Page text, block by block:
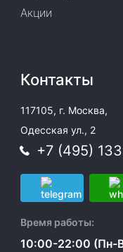
Акции
Контакты
117105, г. Москва,
Одесская ул., 2
+7 (495)
Время работы:
10:00-22:00 (Пн-